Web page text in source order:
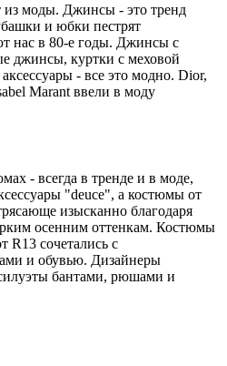
моды. Джинсы - это тренд
и юбки пестрят
нас в 80-е годы. Джинсы с
джинсы, куртки с меховой
- все это модно. Dior,
Marant ввели в моду
- всегда в тренде и в моде,
"deuce", а костюмы от
изысканно благодаря
осенним оттенкам. Костюмы
R13 сочетались с
и обувью. Дизайнеры
бантами, рюшами и